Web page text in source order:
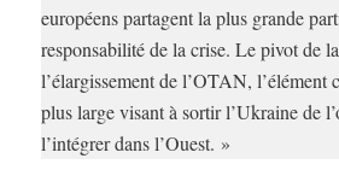
européens partagent la plus grande
responsabilité de la crise. Le pivot de
l’élargissement de l’OTAN, l’élément
plus large visant à sortir l’Ukraine de
l’intégrer dans l’Ouest. »